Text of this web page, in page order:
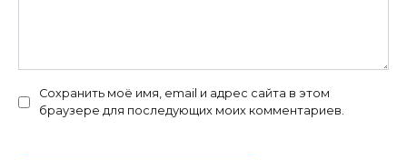
Сохранить моё имя, email и адрес сайта в этом
браузере для последующих моих комментариев.